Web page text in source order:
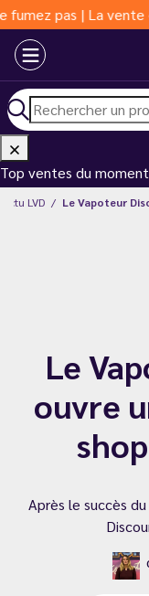
| La vente de
Top ventes du moment
Actu LVD Le Vapoteur
Le
ouvre
Après le succès